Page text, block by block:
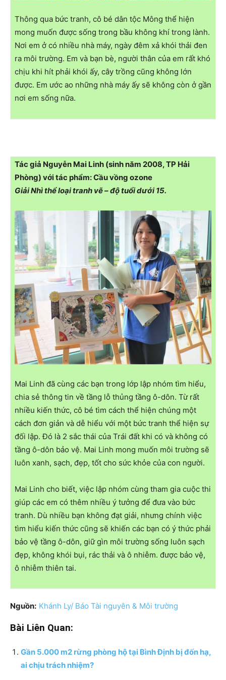
Thông qua bức tranh, cô bé dân tộc Mông thể hiện
mong muốn được sống trong bầu không khí trong lành.
Nơi em ở có nhiều nhà máy, ngày đêm xả khói thải đen
ra môi trường. Em và bạn bè, người thân của em rất khó
chịu khi hít phải khói ấy, cây trồng cũng không lớn
được. Em ước ao những nhà máy ấy sẽ không còn ở gần
nơi em sống nữa.
Tác giả Nguyễn Mai Linh (sinh năm 2008, TP Hải
Phòng) với tác phẩm: Cầu vồng ozone
Giải Nhì thể loại tranh vẽ – độ tuổi dưới 15.
Mai Linh đã cùng các bạn trong lớp lập nhóm tìm hiểu,
chia sẻ thông tin về tầng lỗ thủng tầng ô-dôn. Từ rất
nhiều kiến thức, cô bé tìm cách thể hiện chúng một
cách đơn giản và dễ hiểu với một bức tranh thể hiện sự
đối lập. Đó là 2 sắc thái của Trái đất khi có và không có
tầng ô-dôn bảo vệ. Mai Linh mong muốn môi trường sẽ
luôn xanh, sạch, đẹp, tốt cho sức khỏe của con người.
Mai Linh cho biết, việc lập nhóm cùng tham gia cuộc thi
giúp các em có thêm nhiều ý tưởng để đưa vào bức
tranh. Dù nhiều bạn không đạt giải, nhưng chính việc
tìm hiểu kiến thức cũng sẽ khiến các bạn có ý thức phải
bảo vệ tầng ô-dôn, giữ gìn môi trường sống luôn sạch
đẹp, không khói bụi, rác thải và ô nhiễm. được bảo vệ,
ô nhiễm thiên tai.
Nguồn: Khánh Ly/ Báo Tài nguyên & Môi trường
Bài Liên Quan:
Gần 5.000 m2 rừng phòng hộ tại Bình Định bị đốn hạ,
ai chịu trách nhiệm?